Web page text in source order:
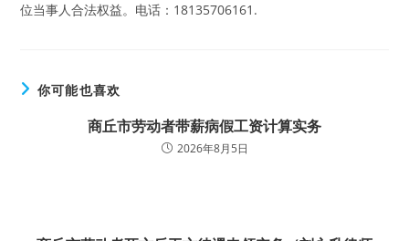
位当事人合法权益。电话：18135706161.
你可能也喜欢
商丘市劳动者带薪病假工资计算实务
2026年8月5日